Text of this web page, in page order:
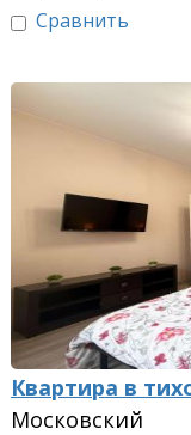
Сравнить
Квартира в
Московский